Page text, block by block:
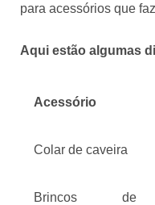
para acessórios que
Aqui estão algumas
Acessório
Colar de caveira
Brincos de